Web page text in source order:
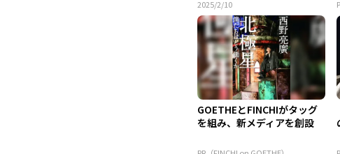
2025/2/10
GOETHEとFINCHIがタッグ
を組み、新メディアを創設